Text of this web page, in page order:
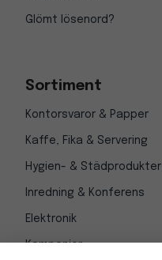
Glömt lösenord?
Sortiment
Kontorsvaror & Papper
Kaffe, Fika & Servering
Hygien- & Städprodukter
Inredning & Konferens
Elektronik
Kampanjer